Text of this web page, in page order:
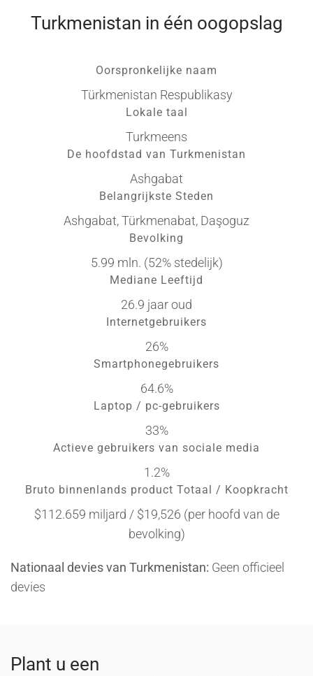
Turkmenistan in één oogopslag
Oorspronkelijke naam
Türkmenistan Respublikasy
Lokale taal
Turkmeens
De hoofdstad van Turkmenistan
Ashgabat
Belangrijkste Steden
Ashgabat, Türkmenabat, Daşoguz
Bevolking
5.99 mln. (52% stedelijk)
Mediane Leeftijd
26.9 jaar oud
Internetgebruikers
26%
Smartphonegebruikers
64.6%
Laptop / pc-gebruikers
33%
Actieve gebruikers van sociale media
1.2%
Bruto binnenlands product Totaal / Koopkracht
$112.659 miljard / $19,526 (per hoofd van de
bevolking)
Nationaal devies van Turkmenistan: Geen officieel
devies
Plant u een